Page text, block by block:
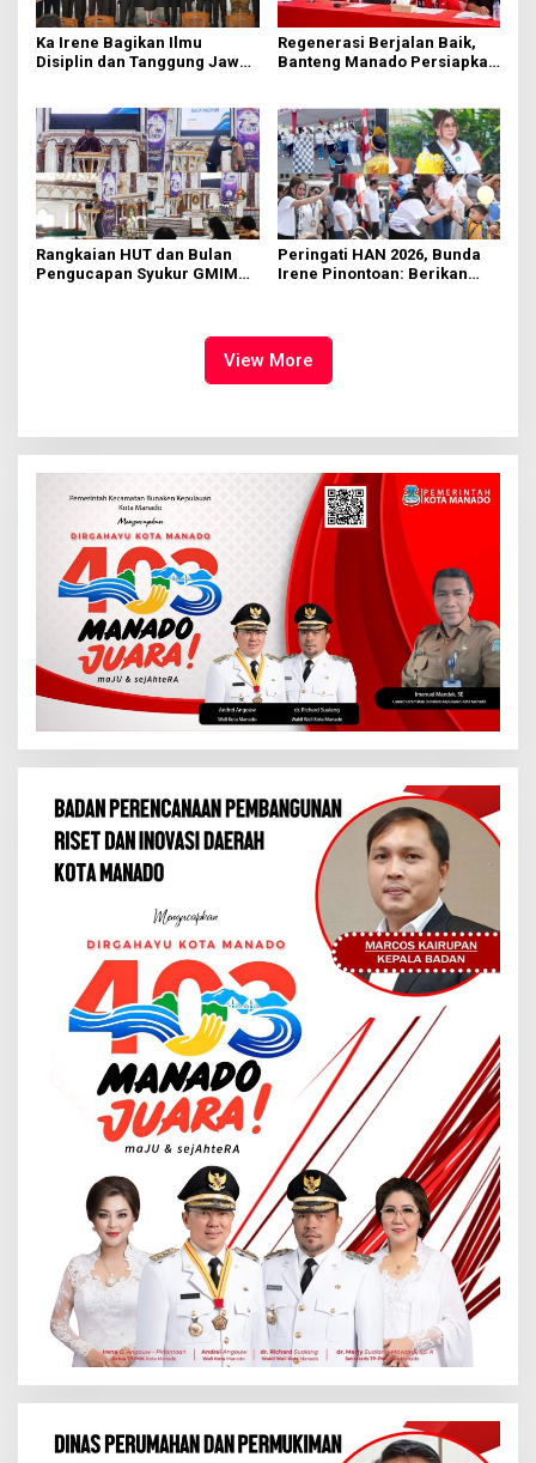
Ka Irene Bagikan Ilmu
Disiplin dan Tanggung Jawab
Regenerasi Berjalan Baik,
Banteng Manado Persiapkan
Rangkaian HUT dan Bulan
Pengucapan Syukur GMIM
Peringati HAN 2026, Bunda
Irene Pinontoan: Berikan
View More